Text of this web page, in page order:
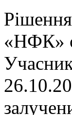
«НФК»